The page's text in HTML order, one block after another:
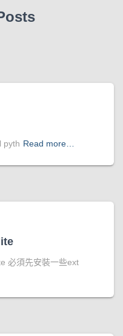
pyth Read more…
必須先安裝一些ext